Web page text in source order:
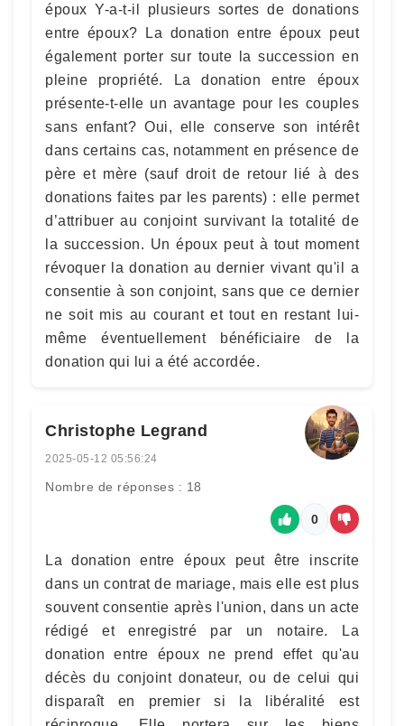
époux Y-a-t-il plusieurs sortes de donations
entre époux? La donation entre époux peut
également porter sur toute la succession en
pleine propriété. La donation entre époux
présente-t-elle un avantage pour les couples
sans enfant? Oui, elle conserve son intérêt
dans certains cas, notamment en présence de
père et mère (sauf droit de retour lié à des
donations faites par les parents) : elle permet
d’attribuer au conjoint survivant la totalité de
la succession. Un époux peut à tout moment
révoquer la donation au dernier vivant qu'il a
consentie à son conjoint, sans que ce dernier
ne soit mis au courant et tout en restant lui-
même éventuellement bénéficiaire de la
donation qui lui a été accordée.
Christophe Legrand
2025-05-12 05:56:24
Nombre de réponses : 18
0
La donation entre époux peut être inscrite
dans un contrat de mariage, mais elle est plus
souvent consentie après l'union, dans un acte
rédigé et enregistré par un notaire. La
donation entre époux ne prend effet qu'au
décès du conjoint donateur, ou de celui qui
disparaît en premier si la libéralité est